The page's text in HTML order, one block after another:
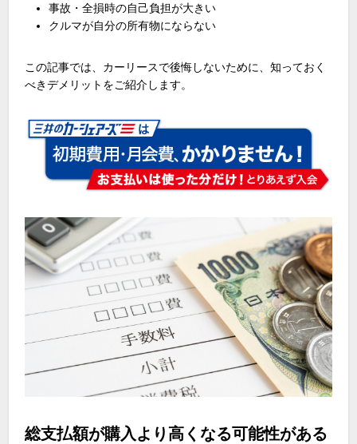
事故・全損時の自己負担が大きい
クルマが自分の所有物にならない
この記事では、カーリースで後悔しないために、知っておく
べきデメリットをご紹介します。
総支払額が購入より高くなる可能性がある